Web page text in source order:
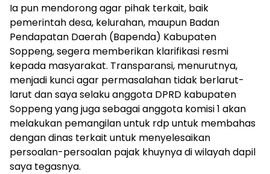
Ia pun mendorong agar pihak terkait, baik
pemerintah desa, kelurahan, maupun Badan
Pendapatan Daerah (Bapenda) Kabupaten
Soppeng, segera memberikan klarifikasi resmi
kepada masyarakat. Transparansi, menurutnya,
menjadi kunci agar permasalahan tidak berlarut-
larut dan saya selaku anggota DPRD kabupaten
Soppeng yang juga sebagai anggota komisi 1 akan
melakukan pemangilan untuk rdp untuk membahas
dengan dinas terkait untuk menyelesaikan
persoalan-persoalan pajak khuynya di wilayah dapil
saya tegasnya.